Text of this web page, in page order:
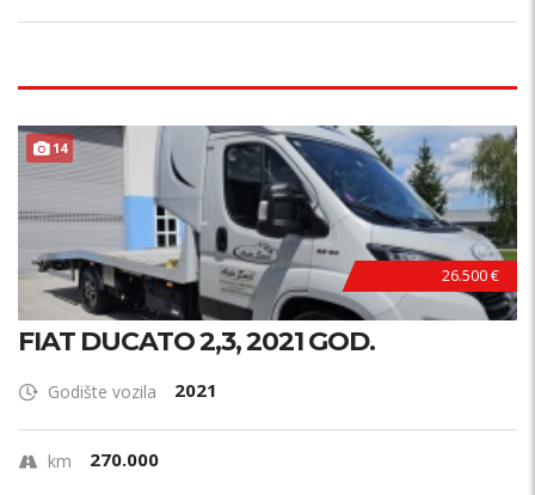
14
26.500 €
FIAT DUCATO 2,3, 2021 GOD.
Godište vozila 2021
km 270.000